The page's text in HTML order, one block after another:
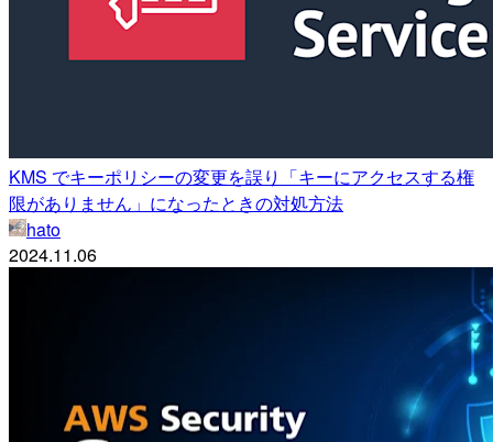
KMS でキーポリシーの変更を誤り「キーにアクセスする権
限がありません」になったときの対処方法
hato
2024.11.06